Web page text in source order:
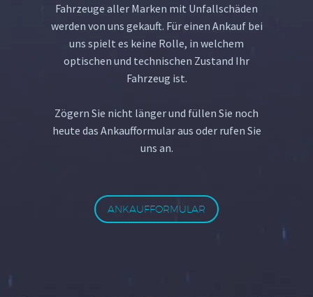
Fahrzeuge aller Marken mit Unfallschäden
werden von uns gekauft. Für einen Ankauf bei
uns spielt es keine Rolle, in welchem
optischen und technischen Zustand Ihr
Fahrzeug ist.
Zögern Sie nicht länger und füllen Sie noch
heute das Ankaufformular aus oder rufen Sie
uns an.
ANKAUFFORMULAR